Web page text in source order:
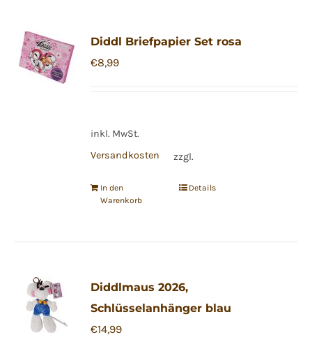
Diddl Briefpapier Set rosa
€8,99
inkl. MwSt.
zzgl.
Versandkosten
In den
Warenkorb
Details
Diddlmaus 2026,
Schlüsselanhänger blau
€14,99